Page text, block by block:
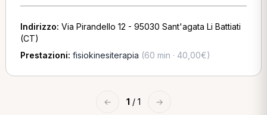
Indirizzo: Via Pirandello 12 - 95030 Sant'agata Li Battiati
(CT)
Prestazioni: fisiokinesiterapia (60 min · 40,00€)
← 1 / 1 →